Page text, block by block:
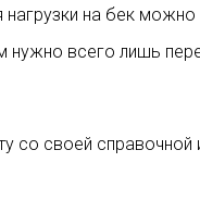
на бек
всего лишь
со своей